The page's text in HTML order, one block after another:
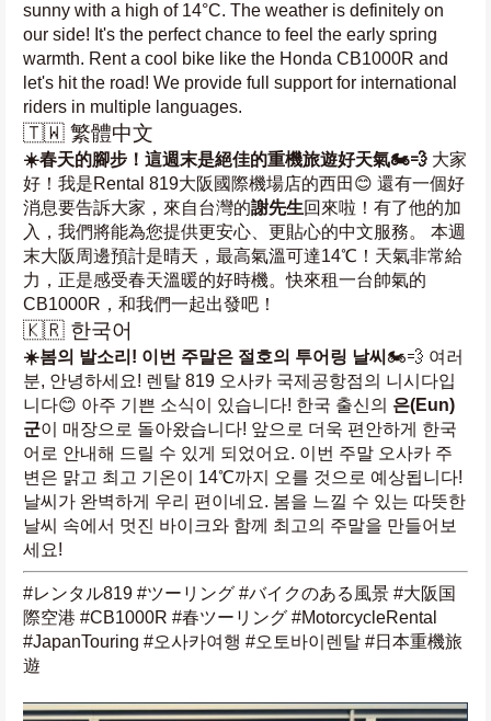
sunny with a high of 14°C. The weather is definitely on
our side! It's the perfect chance to feel the early spring
warmth. Rent a cool bike like the Honda CB1000R and
let's hit the road! We provide full support for international
riders in multiple languages.
🇹🇼 繁體中文
☀️春天的腳步！這週末是絕佳的重機旅遊好天氣🏍️💨 大家
好！我是Rental 819大阪國際機場店的西田😊 還有一個好
消息要告訴大家，來自台灣的謝先生回來啦！有了他的加
入，我們將能為您提供更安心、更貼心的中文服務。 本週
末大阪周邊預計是晴天，最高氣溫可達14℃！天氣非常給
力，正是感受春天溫暖的好時機。快來租一台帥氣的
CB1000R，和我們一起出發吧！
🇰🇷 한국어
☀️봄의 발소리! 이번 주말은 절호의 투어링 날씨 🏍️💨 여러
분, 안녕하세요! 렌탈 819 오사카 국제공항점의 니시다입
니다😊 아주 기쁜 소식이 있습니다! 한국 출신의 은(Eun)
군이 매장으로 돌아왔습니다! 앞으로 더욱 편안하게 한국
어로 안내해 드릴 수 있게 되었어요. 이번 주말 오사카 주
변은 맑고 최고 기온이 14℃까지 오를 것으로 예상됩니다!
날씨가 완벽하게 우리 편이네요. 봄을 느낄 수 있는 따뜻한
날씨 속에서 멋진 바이크와 함께 최고의 주말을 만들어보
세요!
#レンタル819 #ツーリング #バイクのある風景 #大阪国
際空港 #CB1000R #春ツーリング #MotorcycleRental
#JapanTouring #오사카여행 #오토바이렌탈 #日本重機旅
遊